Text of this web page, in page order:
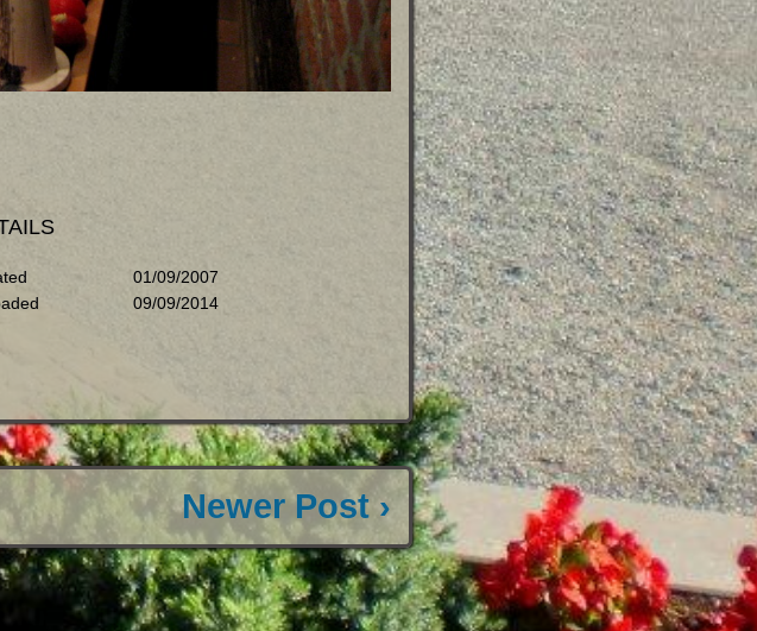
01/09/2007
09/09/2014
Newer Post ›